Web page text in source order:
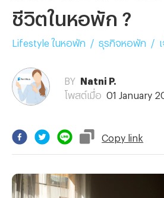
ชีวิตในหอพัก ?
Lifestyle ในหอพัก / ธุรกิจหอพัก /
BY
Natni P.
โพสต์เมื่อ
01 January
Copy link